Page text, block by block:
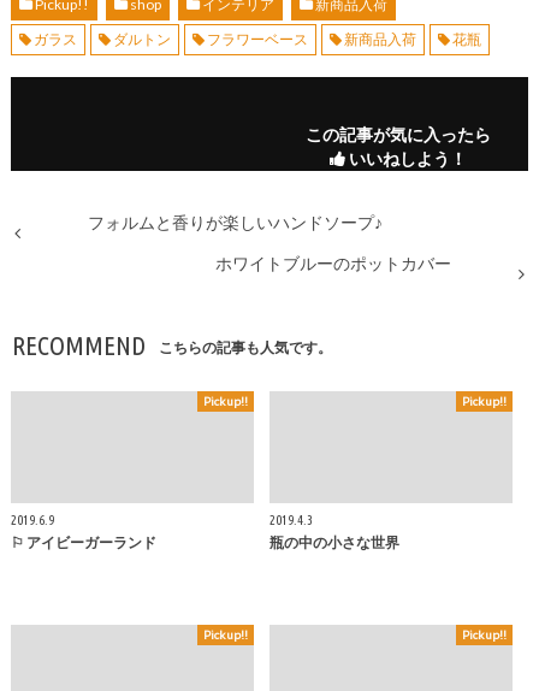
Pickup!! shop インテリア
新商品入荷
ガラス
ダルトン フラワーベース 新商品入荷 花瓶
この記事が気に入ったら
いいねしよう！
フォルムと香りが楽しいハンドソープ♪
ホワイトブルーのポットカバー
RECOMMEND こちらの記事も人気です。
Pickup!!
2019.6.9
⚐ アイビーガーランド
Pickup!!
2019.4.3
瓶の中の小さな世界
Pickup!! Pickup!!